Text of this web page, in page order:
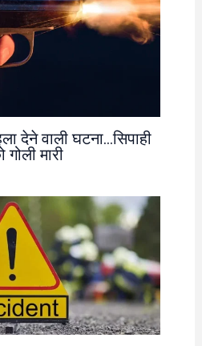
देने वाली घटना…सिपाही
मारी